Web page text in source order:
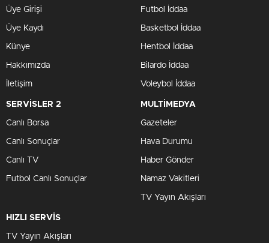
Üye Girişi
Üye Kaydı
Künye
Hakkımızda
İletişim
Futbol İddaa
Basketbol İddaa
Hentbol İddaa
Bilardo İddaa
Voleybol İddaa
SERVİSLER 2
Canlı Borsa
Canlı Sonuçlar
Canlı TV
Futbol Canlı Sonuçlar
MULTİMEDYA
Gazeteler
Hava Durumu
Haber Gönder
Namaz Vakitleri
TV Yayın Akışları
HIZLI SERVİS
TV Yayın Akışları